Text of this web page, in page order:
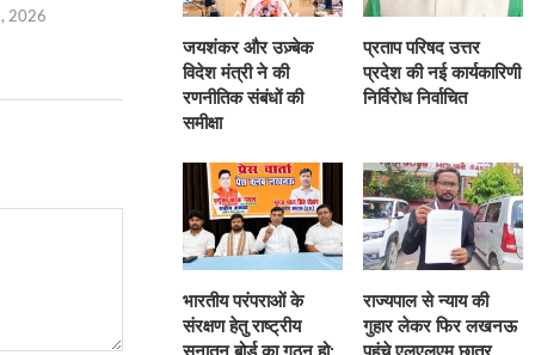
2026
August 4, 2026
August 4,
जयशंकर और उज़्बेक
विदेश मंत्री ने की
रणनीतिक संबंधों की
समीक्षा
प्रताप परिषद उत्तर
प्रदेश की नई कार्यकारिणी
निर्विरोध निर्वाचित
भारतीय परंपराओं के
संरक्षण हेतु राष्ट्रीय
राज्यपाल से न्याय की
गुहार लेकर फिर लखनऊ